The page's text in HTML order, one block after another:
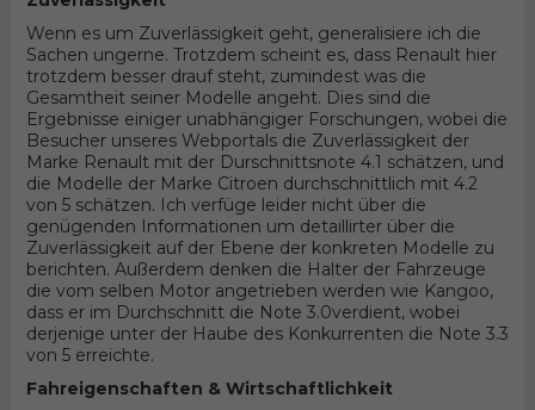
Wenn es um Zuverlässigkeit geht, generalisiere ich die
Sachen ungerne. Trotzdem scheint es, dass Renault hier
trotzdem besser drauf steht, zumindest was die
Gesamtheit seiner Modelle angeht. Dies sind die
Ergebnisse einiger unabhängiger Forschungen, wobei die
Besucher unseres Webportals die Zuverlässigkeit der
Marke Renault mit der Durschnittsnote 4.1 schätzen, und
die Modelle der Marke Citroen durchschnittlich mit 4.2
von 5 schätzen. Ich verfüge leider nicht über die
genügenden Informationen um detaillirter über die
Zuverlässigkeit auf der Ebene der konkreten Modelle zu
berichten. Außerdem denken die Halter der Fahrzeuge
die vom selben Motor angetrieben werden wie Kangoo,
dass er im Durchschnitt die Note 3.0verdient, wobei
derjenige unter der Haube des Konkurrenten die Note 3.3
von 5 erreichte.
Fahreigenschaften & Wirtschaftlichkeit